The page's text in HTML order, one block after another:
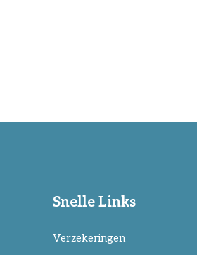
Snelle Links
Verzekeringen